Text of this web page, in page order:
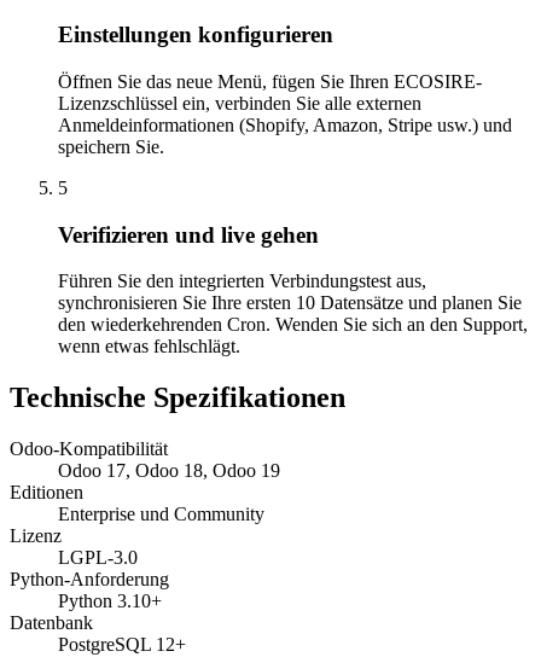
Einstellungen konfigurieren
Öffnen Sie das neue Menü, fügen Sie Ihren ECOSIRE-
Lizenzschlüssel ein, verbinden Sie alle externen
Anmeldeinformationen (Shopify, Amazon, Stripe usw.) und
speichern Sie.
5
Verifizieren und live gehen
Führen Sie den integrierten Verbindungstest aus,
synchronisieren Sie Ihre ersten 10 Datensätze und planen Sie
den wiederkehrenden Cron. Wenden Sie sich an den Support,
wenn etwas fehlschlägt.
Technische Spezifikationen
Odoo-Kompatibilität
Odoo 17, Odoo 18, Odoo 19
Editionen
Enterprise und Community
Lizenz
LGPL-3.0
Python-Anforderung
Python 3.10+
Datenbank
PostgreSQL 12+